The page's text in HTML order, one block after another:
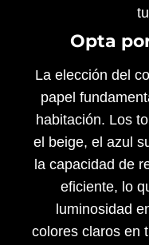
Opta
La elección del
papel
habitación. Los
el beige, el azul
la capacidad de
eficiente, lo
luminosidad
colores claros en